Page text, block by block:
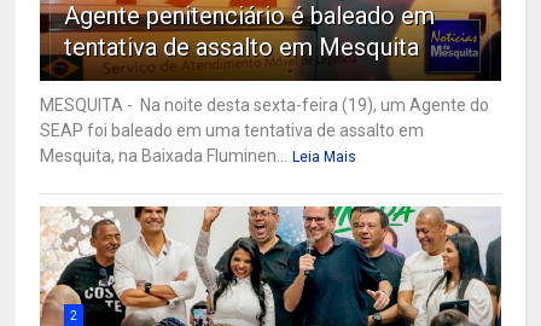
Agente penitenciário é baleado em
tentativa de assalto em Mesquita
MESQUITA - Na noite desta sexta-feira (19), um Agente do
SEAP foi baleado em uma tentativa de assalto em
Mesquita, na Baixada Fluminen... Leia Mais
2